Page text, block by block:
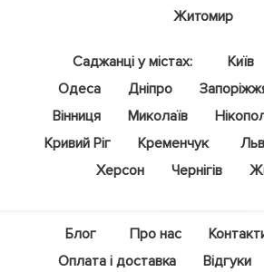
Житомир
Саджанці у містах: Київ
Одеса
Дніпро
Вінниця
Миколаїв
Кривий Ріг
Кременчук
Херсон
Чернігів
Блог Про нас
Оплата і доставка
Відгуки